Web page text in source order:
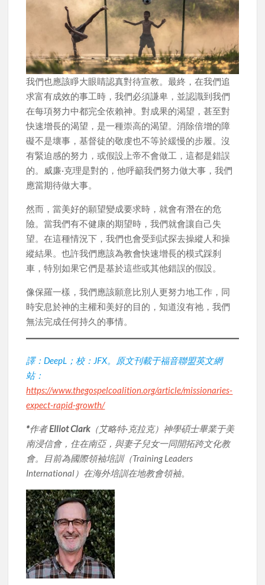
我們也應該睜大眼睛認真對待宣教。最終，在我們追
求富有成效的事工時，我們必須謙卑，並認識到我們
在每項努力中都完全依賴神。對成果的渴望，甚至對
快速增長的渴望，是一種崇高的渴望。消除倍增的障
礙不是壞事，基督徒的敬虔也不等於緩慢的步履。沒
有緊迫感的努力，或假設上帝不會做工，這都是錯誤
的。威廉·克理是對的，他呼籲我們努力做大事，我們
應當期待做大事。
然而，當美好的願望變成要求時，就會有潛在的危
險。當我們有不健康的期望時，我們就會讓自己失
望。在這種情況下，我們也會受到試探去操縱人和操
縱結果。也許我們應該為教會快速增長的模式踩刹
車，特別如果它們是基於這些或其他錯誤的假設。
像保羅一樣，我們應該願意比別人更努力地工作，同
時安息於神的主權和美好的目的，知道沒有祂，我們
無法完成任何持久的事情。
譯：DeepL；校：JFX。原文刊載于福音聯盟英文網
站：
https://www.thegospelcoalition.org/article/missionaries-
expect-rapid-growth/
*作者Elliot Clark（艾略特·克拉克）神學碩士畢業于美
南浸信會，住在南亞，與妻子兒女一同開拓跨文化教
會。目前為國際領袖培訓（Training Leaders
International）在海外培訓在地教會領袖。